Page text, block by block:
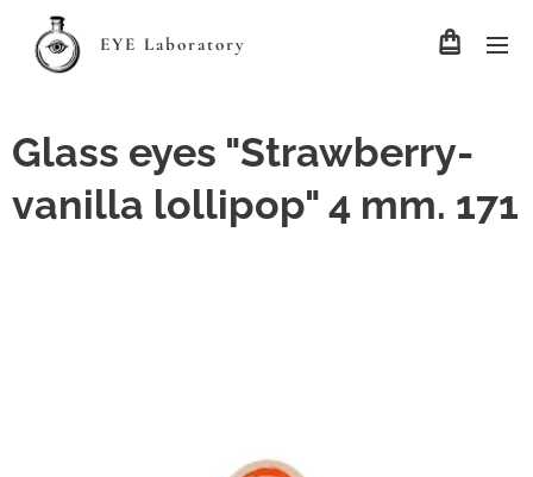
EYE Laboratory
Glass eyes "Strawberry-
vanilla lollipop" 4 mm. 171